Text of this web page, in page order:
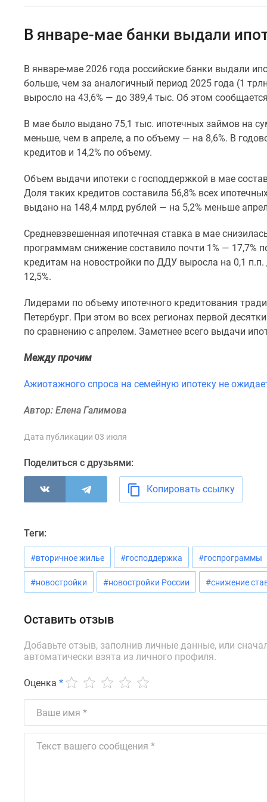
помещения
застройщики
Панорамы
новостроек
новостроек
новостроек
Экология
Подмосковья
комнатные
комнатные
Ипотечный
калькулятор
ипотека
ипотека
программы
Новости
Мнение
эксперта
Аналитика
рынка
новостроек
Эксперты
авторы
Реклама
Машино-
#траншевая
ипотека
В январе-мае банки выдали
В январе-мае 2026 года российские банки выдали
больше, чем за аналогичный период 2025 года (1
выросло на 43,6% — до 389,4 тыс. Об этом
В мае было выдано 75,1 тыс. ипотечных займов на
меньше, чем в апреле, а по объему — на 8,6%. В
кредитов и 14,2% по объему.
Объем выдачи ипотеки с господдержкой в мае
Доля таких кредитов составила 56,8% всех
выдано на 148,4 млрд рублей — на 5,2% меньше
Средневзвешенная ипотечная ставка в мае
программам снижение составило почти 1% — 17,7%
кредитам на новостройки по ДДУ выросла на 0,1
12,5%.
Лидерами по объему ипотечного кредитования
Петербург. При этом во всех регионах первой
по сравнению с апрелем. Заметнее всего выдачи
Между прочим
Ажиотажного спроса на семейную ипотеку не
Автор: Елена Галимова
Дата публикации 03 июля
Поделиться с друзьями:
Копировать ссылку
Теги:
#вторичное жилье #господдержка #госпрограммы
#новостройки #новостройки России #снижение
Оставить отзыв
Добавьте отзыв, заполнив личные данные, или
автоматически взята из личного профиля.
Оценка *